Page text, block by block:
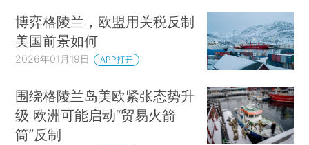
博弈格陵兰，欧盟用关税反制
美国前景如何
2026年01月19日 APP打开
围绕格陵兰岛美欧紧张态势升
级 欧洲可能启动“贸易火箭
筒”反制